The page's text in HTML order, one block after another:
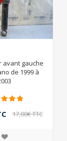
avant gauche
de 1999 à
17,00€ TTC